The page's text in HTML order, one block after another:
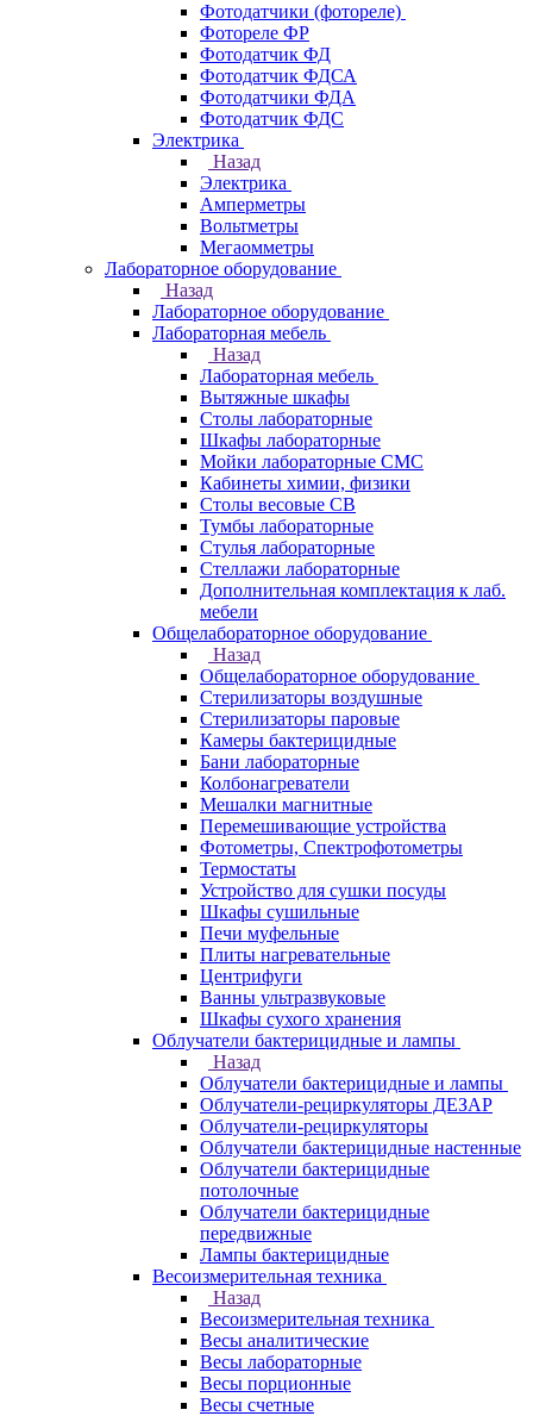
Фотодатчики (фотореле)
Фотореле ФР
Фотодатчик ФД
Фотодатчик ФДСА
Фотодатчики ФДА
Фотодатчик ФДС
Электрика
Назад
Электрика
Амперметры
Вольтметры
Мегаомметры
Лабораторное оборудование
Назад
Лабораторное оборудование
Лабораторная мебель
Назад
Лабораторная мебель
Вытяжные шкафы
Столы лабораторные
Шкафы лабораторные
Мойки лабораторные СМС
Кабинеты химии, физики
Столы весовые СВ
Тумбы лабораторные
Стулья лабораторные
Стеллажи лабораторные
Дополнительная комплектация к лаб.
мебели
Общелабораторное оборудование
Назад
Общелабораторное оборудование
Стерилизаторы воздушные
Стерилизаторы паровые
Камеры бактерицидные
Бани лабораторные
Колбонагреватели
Мешалки магнитные
Перемешивающие устройства
Фотометры, Спектрофотометры
Термостаты
Устройство для сушки посуды
Шкафы сушильные
Печи муфельные
Плиты нагревательные
Центрифуги
Ванны ультразвуковые
Шкафы сухого хранения
Облучатели бактерицидные и лампы
Назад
Облучатели бактерицидные и лампы
Облучатели-рециркуляторы ДЕЗАР
Облучатели-рециркуляторы
Облучатели бактерицидные настенные
Облучатели бактерицидные
потолочные
Облучатели бактерицидные
передвижные
Лампы бактерицидные
Весоизмерительная техника
Назад
Весоизмерительная техника
Весы аналитические
Весы лабораторные
Весы порционные
Весы счетные